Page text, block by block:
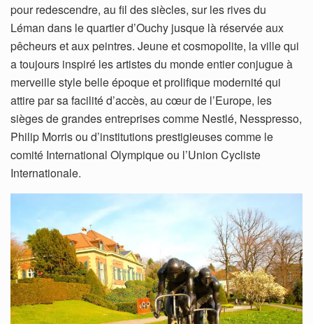
pour redescendre, au fil des siècles, sur les rives du
Léman dans le quartier d’Ouchy jusque là réservée aux
pêcheurs et aux peintres. Jeune et cosmopolite, la ville qui
a toujours inspiré les artistes du monde entier conjugue à
merveille style belle époque et prolifique modernité qui
attire par sa facilité d’accès, au cœur de l’Europe, les
sièges de grandes entreprises comme Nestlé, Nesspresso,
Philip Morris ou d’institutions prestigieuses comme le
comité International Olympique ou l’Union Cycliste
Internationale.